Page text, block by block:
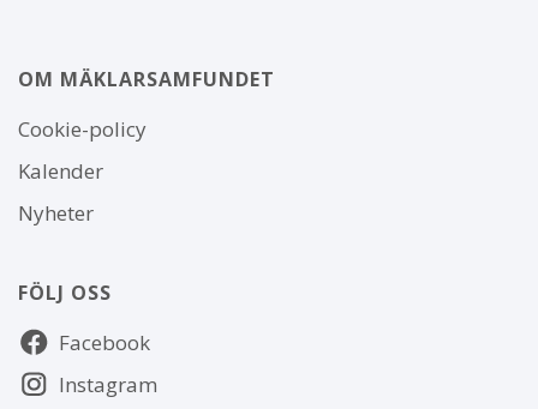
OM MÄKLARSAMFUNDET
Om
webbplatsen
Cookie-policy
Kalender
Nyheter
FÖLJ OSS
Följ
oss Facebook
Instagram